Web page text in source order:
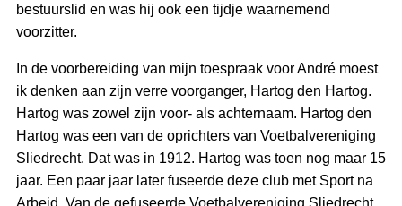
bestuurslid en was hij ook een tijdje waarnemend
voorzitter.
In de voorbereiding van mijn toespraak voor André moest
ik denken aan zijn verre voorganger, Hartog den Hartog.
Hartog was zowel zijn voor- als achternaam. Hartog den
Hartog was een van de oprichters van Voetbalvereniging
Sliedrecht. Dat was in 1912. Hartog was toen nog maar 15
jaar. Een paar jaar later fuseerde deze club met Sport na